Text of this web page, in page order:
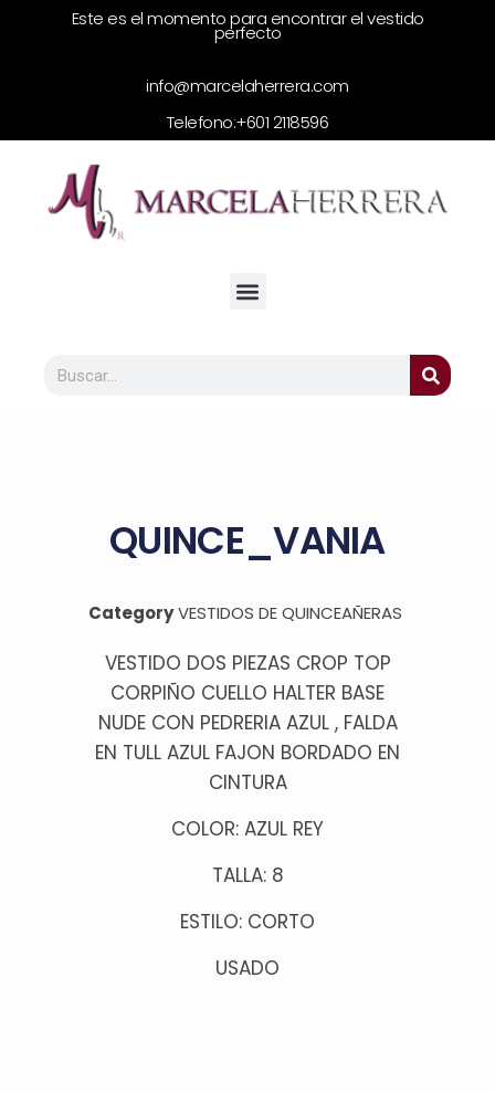
Este es el momento para encontrar el vestido
perfecto
info@marcelaherrera.com
Telefono:+601 2118596
QUINCE_VANIA
CategoryVESTIDOS DE QUINCEAÑERAS
VESTIDO DOS PIEZAS CROP TOP
CORPIÑO CUELLO HALTER BASE
NUDE CON PEDRERIA AZUL , FALDA
EN TULL AZUL FAJON BORDADO EN
CINTURA
COLOR: AZUL REY
TALLA: 8
ESTILO: CORTO
USADO